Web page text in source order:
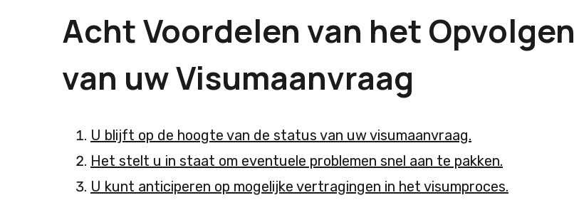
Acht Voordelen van het Opvolgen
van uw Visumaanvraag
U blijft op de hoogte van de status van uw visumaanvraag.
Het stelt u in staat om eventuele problemen snel aan te pakken.
U kunt anticiperen op mogelijke vertragingen in het visumproces.